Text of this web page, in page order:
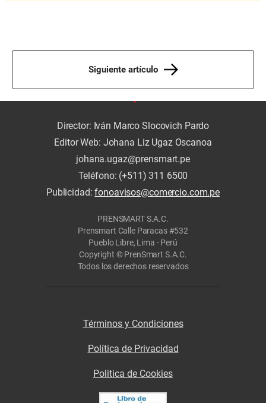
Siguiente artículo
Director: Iván Marco Slocovich Pardo
Editor Web: Johana Liz Ugaz Oscanoa
johana.ugaz@prensmart.pe
Teléfono: (+511) 311 6500
Publicidad:fonoavisos@comercio.com.pe
PRENSMART S.A.C.
Prensmart Calle Paracas #532
Pueblo Libre, Lima - Perú
Copyright © PrenSmart S.A.C.
Todos los derechos reservados
Términos y Condiciones
Política de Privacidad
Politica de Cookies